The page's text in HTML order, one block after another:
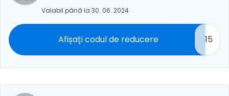
Valabil până la 30. 06. 2024
Afișați codul de reducere 15